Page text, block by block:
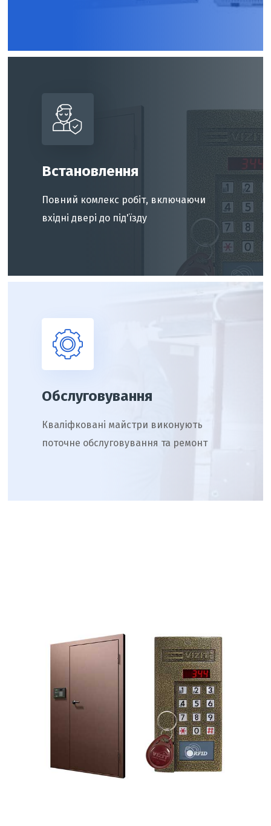
Встановлення
Повний комлекс робіт, включаючи
вхідні двері до під'їзду
Обслуговування
Кваліфковані майстри виконують
поточне обслуговування та ремонт